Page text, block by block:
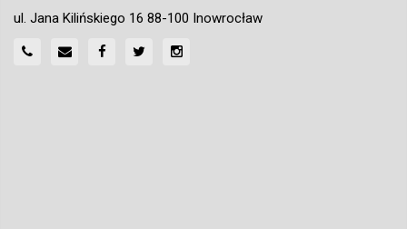
ul. Jana Kilińskiego 16 88-100 Inowrocław